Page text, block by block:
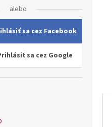
alebo
sa cez Facebook
sa cez Google